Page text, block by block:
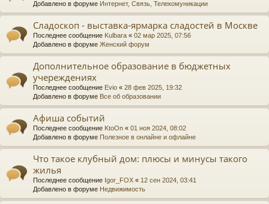
Добавлено в форуме Интернет, Связь, Телекомуникации
Сладоскоп - выставка-ярмарка сладостей в Москве
Последнее сообщение Kulbara « 02 мар 2025, 07:56
Добавлено в форуме Женский форум
Дополнительное образование в бюджетных
учереждениях
Последнее сообщение Evio « 28 фев 2025, 19:32
Добавлено в форуме Все об образовании
Афиша событий
Последнее сообщение KtoOn « 01 ноя 2024, 08:02
Добавлено в форуме Полезное в онлайне и офлайне
Что такое клубный дом: плюсы и минусы такого
жилья
Последнее сообщение Igor_FOX « 12 сен 2024, 03:41
Добавлено в форуме Недвижимость